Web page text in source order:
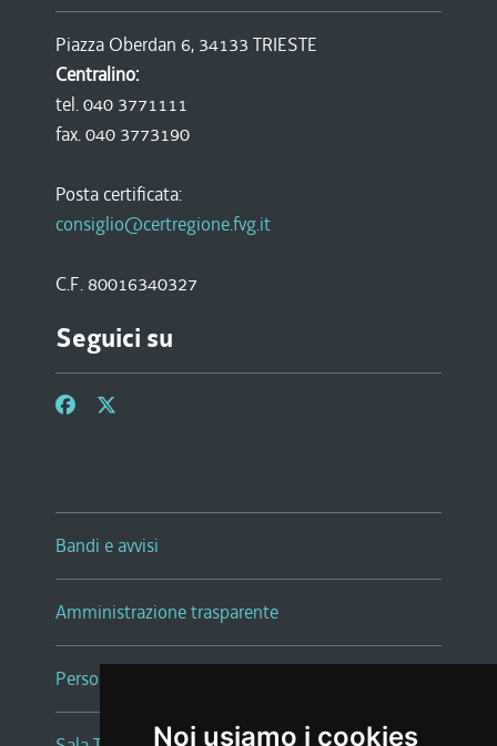
Noi usiamo i cookies
Piazza Oberdan 6, 34133 TRIESTE
Centralino:
tel. 040 3771111
fax. 040 3773190
Posta certificata:
consiglio@certregione.fvg.it
C.F. 80016340327
Seguici su
Bandi e avvisi
Amministrazione trasparente
Persone e Uffici